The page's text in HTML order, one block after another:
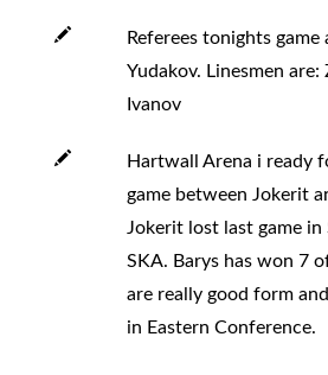
Referees tonights game
Yudakov. Linesmen
Ivanov
Hartwall Arena i ready
game between Jokerit
Jokerit lost last game
SKA. Barys has won 7
are really good form
in Eastern Conference.